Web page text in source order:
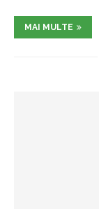
MAI MULTE